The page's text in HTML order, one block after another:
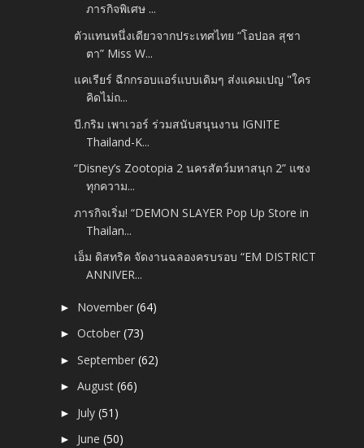
ภารกิจพิเศษ ...
ตัวแทนหนึ่งเดียวจากประเทศไทย “โอปอล สุชา
ตา” Miss W...
แคเรียร์ ฉีกกรอบแอร์แบบเดิมๆ ส่งแคมเปญ "ใคร
คิดไม่ถ...
บี.กริม เพาเวอร์ ร่วมสนับสนุนงาน IGNITE
Thailand-K...
“Disney’s Zootopia 2 นครสัตว์มหาสนุก 2” แซง
ทุกความ...
ภารกิจเริ่ม! “DEMON SLAYER Pop Up Store in
Thailan...
เอ็ม ดิสทริค จัดงานฉลองครบรอบ “EM DISTRICT
ANNIVER...
► November(64)
►October(73)
►September(62)
►August(66)
► July(51)
► June(50)